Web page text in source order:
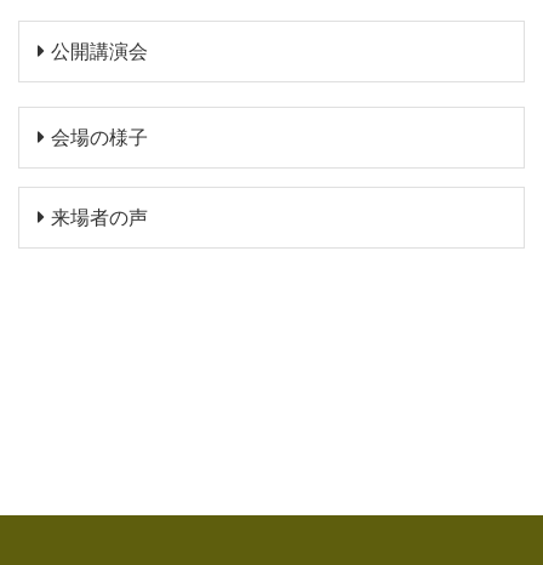
公開講演会
会場の様子
来場者の声